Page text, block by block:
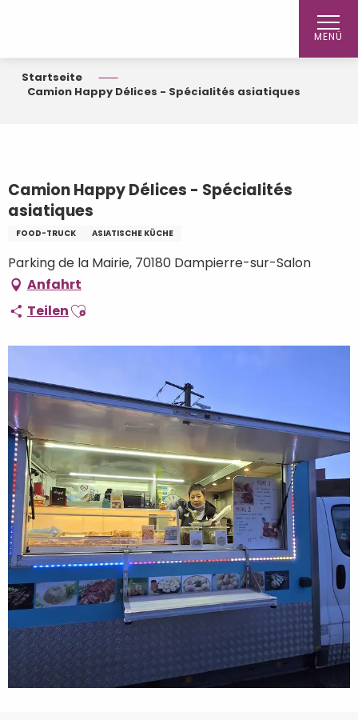
MENÜ
Startseite
Camion Happy Délices - Spécialités asiatiques
Camion Happy Délices - Spécialités
asiatiques
FOOD-TRUCK ASIATISCHE KÜCHE
Parking de la Mairie, 70180 Dampierre-sur-Salon
Anfahrt
TeilenAjouter aux favoris